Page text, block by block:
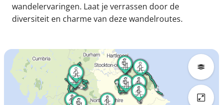
wandelervaringen. Laat je verrassen door de
diversiteit en charme van deze wandelroutes.